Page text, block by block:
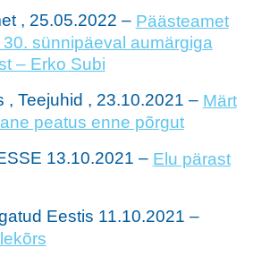
, 25.05.2022 – Päästeamet
sünnipäeval aumärgiga
– Erko Subi
, Teejuhid , 23.10.2021 – Märt
peatus enne põrgut
13.10.2021 – Elu pärast
Eestis 11.10.2021 –